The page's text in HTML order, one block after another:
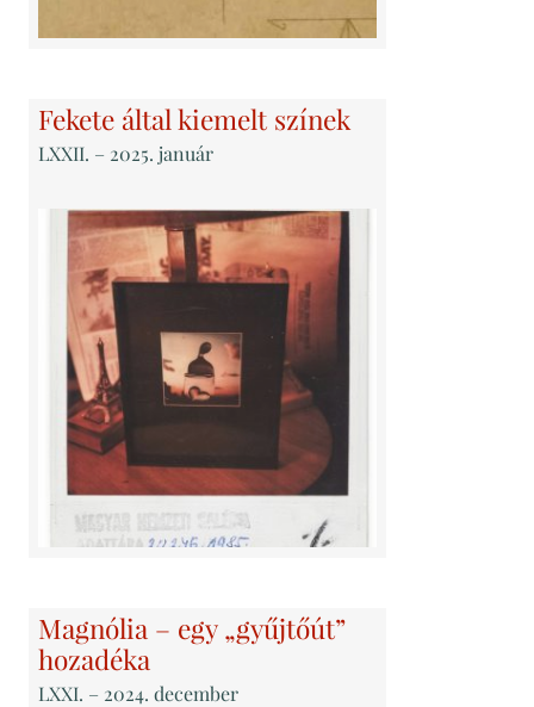
Fekete által kiemelt színek
LXXII. – 2025. január
Magnólia – egy „gyűjtőút”
hozadéka
LXXI. – 2024. december